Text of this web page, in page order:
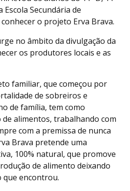
Escola Secundária de
o projeto Erva Brava.
no âmbito da divulgação da
os produtores locais e as
familiar, que começou por
de sobreiros e
de família, tem como
alimentos, trabalhando com
com a premissa de nunca
Brava pretende uma
100% natural, que promove
de alimento deixando
que encontrou.